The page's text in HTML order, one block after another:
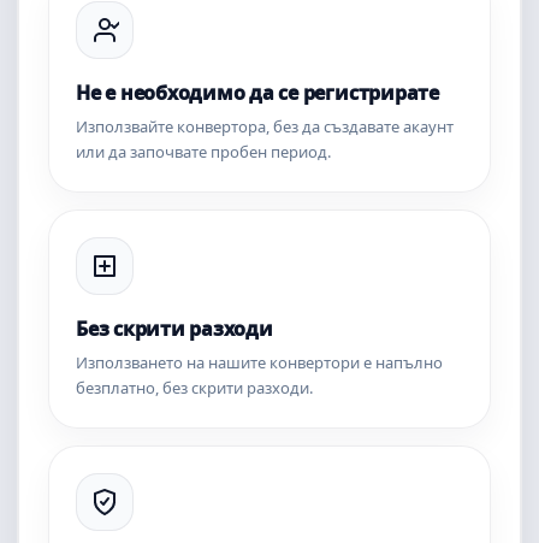
Не е необходимо да се регистрирате
Използвайте конвертора, без да създавате акаунт
или да започвате пробен период.
Без скрити разходи
Използването на нашите конвертори е напълно
безплатно, без скрити разходи.